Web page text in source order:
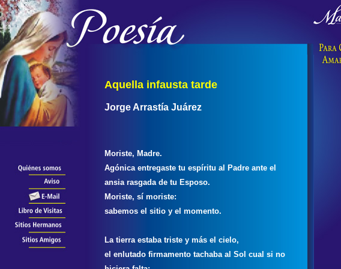
Aquella infausta tarde
Jorge Arrastía Juárez
Moriste, Madre.
Agónica entregaste tu espíritu al Padre ante el
ansia rasgada de tu Esposo.
Moriste, sí moriste:
sabemos el sitio y el momento.
La tierra estaba triste y más el cielo,
el enlutado firmamento tachaba al Sol cual si no